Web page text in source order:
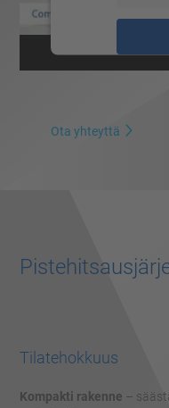
powered
Ota yhteyttä
Tilatehokkuus
Kompakti rakenne –